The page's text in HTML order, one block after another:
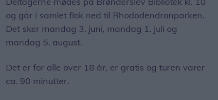
og går i samlet flok ned til Rhododendronparken.
Det sker mandag 3. juni, mandag 1. juli og
mandag 5. august.
Det er for alle over 18 år, er gratis og turen varer
ca. 90 minutter.